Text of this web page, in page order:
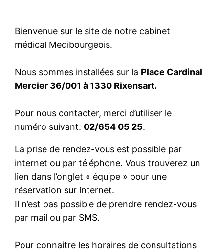
Bienvenue sur le site de notre cabinet
médical Medibourgeois.
Nous sommes installées sur la Place Cardinal
Mercier 36/001 à 1330 Rixensart.
Pour nous contacter, merci d’utiliser le
numéro suivant: 02/654 05 25.
La prise de rendez-vous est possible par
internet ou par téléphone. Vous trouverez un
lien dans l’onglet « équipe » pour une
réservation sur internet.
Il n’est pas possible de prendre rendez-vous
par mail ou par SMS.
Pour connaitre les horaires de consultations